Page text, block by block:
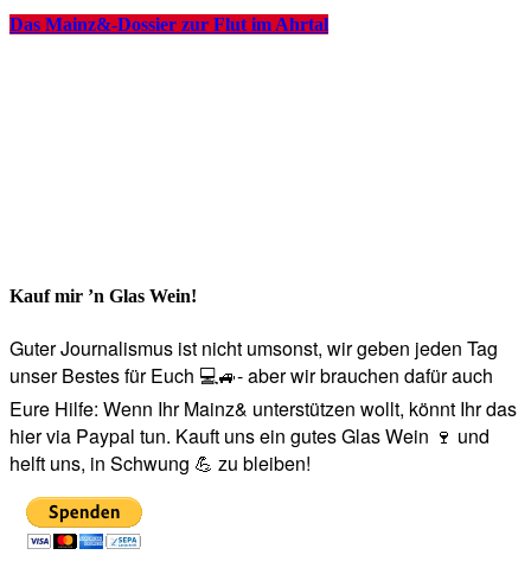
Das Mainz&-Dossier zur Flut im Ahrtal
Kauf mir ’n Glas Wein!
Guter Journalismus ist nicht umsonst, wir geben jeden Tag
unser Bestes für Euch 💻🚙- aber wir brauchen dafür auch
Eure Hilfe: Wenn Ihr Mainz& unterstützen wollt, könnt Ihr das
hier via Paypal tun. Kauft uns ein gutes Glas Wein 🍷 und
helft uns, in Schwung 💪 zu bleiben!